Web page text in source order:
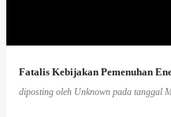
Fatalis Kebijakan Pemenuhan
diposting oleh Unknown pada tanggal